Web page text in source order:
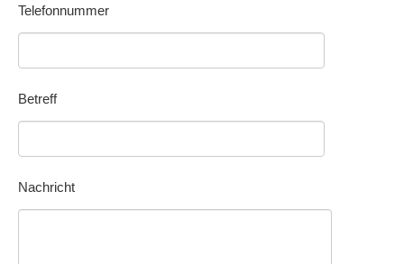
Telefonnummer
Betreff
Nachricht